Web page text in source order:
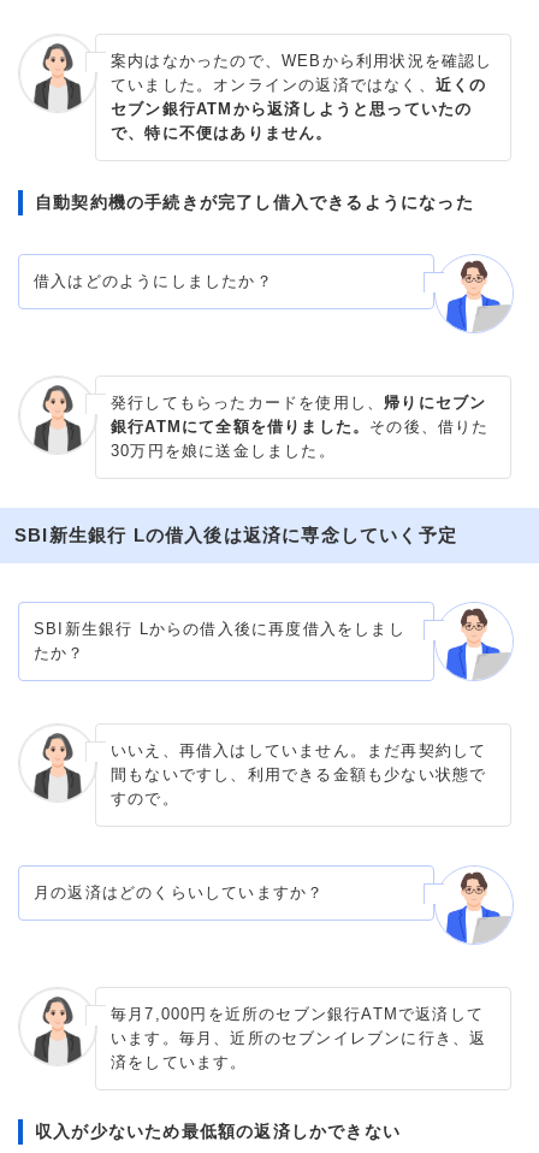
案内はなかったので、WEBから利用状況を確認し
ていました。オンラインの返済ではなく、 近くの
セブン銀行ATMから返済しようと思っていたの
で、特に不便はありません。
自動契約機の手続きが完了し借入できるようになった
借入はどのようにしましたか？
発行してもらったカードを使用し、 帰りにセブン
銀行ATMにて全額を借りました。 その後、借りた
30万円を娘に送金しました。
SBI新生銀行 Lの借入後は返済に専念していく予定
SBI新生銀行 Lからの借入後に再度借入をしまし
たか？
いいえ、再借入はしていません。まだ再契約して
間もないですし、利用できる金額も少ない状態で
すので。
月の返済はどのくらいしていますか？
毎月7,000円を近所のセブン銀行ATMで返済して
います。毎月、近所のセブンイレブンに行き、返
済をしています。
収入が少ないため最低額の返済しかできない